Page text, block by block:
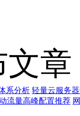
章
系分析 轻量云服务
流量高峰配置推荐